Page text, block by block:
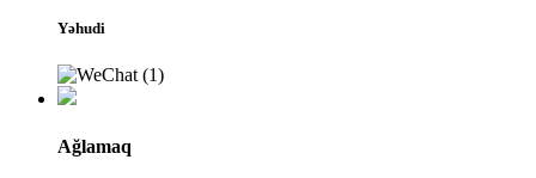
Yəhudi
Ağlamaq